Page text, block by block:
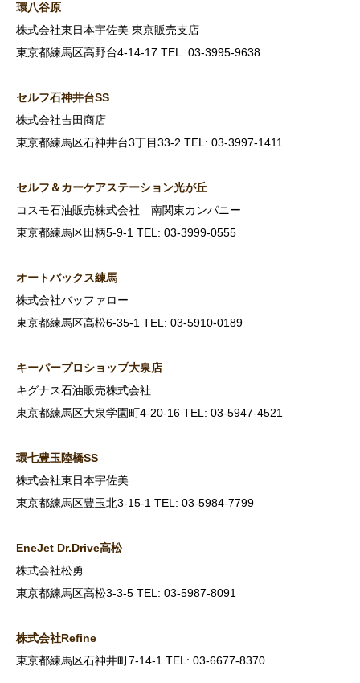
環八谷原
株式会社東日本宇佐美 東京販売支店
東京都練馬区高野台4-14-17 TEL: 03-3995-9638
セルフ石神井台SS
株式会社吉田商店
東京都練馬区石神井台3丁目33-2 TEL: 03-3997-1411
セルフ＆カーケアステーション光が丘
コスモ石油販売株式会社 南関東カンパニー
東京都練馬区田柄5-9-1 TEL: 03-3999-0555
オートバックス練馬
株式会社バッファロー
東京都練馬区高松6-35-1 TEL: 03-5910-0189
キーパープロショップ大泉店
キグナス石油販売株式会社
東京都練馬区大泉学園町4-20-16 TEL: 03-5947-4521
環七豊玉陸橋SS
株式会社東日本宇佐美
東京都練馬区豊玉北3-15-1 TEL: 03-5984-7799
EneJet Dr.Drive高松
株式会社松勇
東京都練馬区高松3-3-5 TEL: 03-5987-8091
株式会社Refine
東京都練馬区石神井町7-14-1 TEL: 03-6677-8370